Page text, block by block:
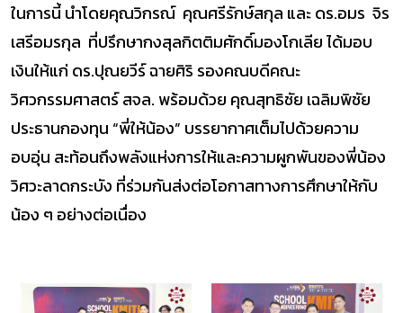
ในการนี้ นำโดยคุณวิกรณ์ คุณศรีรักษ์สกุล และ ดร.อมร จิร
เสรีอมรกุล ที่ปรึกษากงสุลกิตติมศักดิ์มองโกเลีย ได้มอบ
เงินให้แก่ ดร.ปุณยวีร์ ฉายศิริ รองคณบดีคณะ
วิศวกรรมศาสตร์ สจล. พร้อมด้วย คุณสุทธิชัย เฉลิมพิชัย
ประธานกองทุน “พี่ให้น้อง” บรรยากาศเต็มไปด้วยความ
อบอุ่น สะท้อนถึงพลังแห่งการให้และความผูกพันของพี่น้อง
วิศวะลาดกระบัง ที่ร่วมกันส่งต่อโอกาสทางการศึกษาให้กับ
น้อง ๆ อย่างต่อเนื่อง